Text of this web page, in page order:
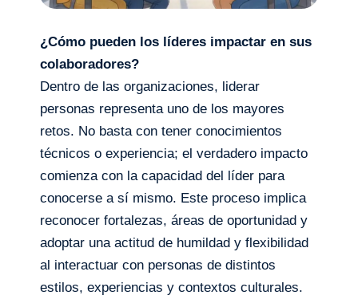
¿Cómo pueden los líderes impactar en sus
colaboradores?
Dentro de las organizaciones, liderar
personas representa uno de los mayores
retos. No basta con tener conocimientos
técnicos o experiencia; el verdadero impacto
comienza con la capacidad del líder para
conocerse a sí mismo. Este proceso implica
reconocer fortalezas, áreas de oportunidad y
adoptar una actitud de humildad y flexibilidad
al interactuar con personas de distintos
estilos, experiencias y contextos culturales.